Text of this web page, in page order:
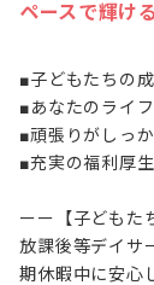
ペースで輝け
■子どもたちの
■あなたのライ
■頑張りがしっ
■充実の福利厚
ーー【子どもた
放課後等デイサ
期休暇中に安心